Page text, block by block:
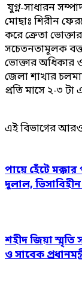
যুগ্ন-সাধারন
মোছাঃ শিরীন
করে ক্রেতা
সচেতনতামূলক
ভোক্তার অধিকার
জেলা শাখার
প্রতি মাসে ২-৩
এই বিভাগের
পায়ে হেঁটে
দুলাল,
শহীদ জিয়া স্মৃতি
ও সাবেক